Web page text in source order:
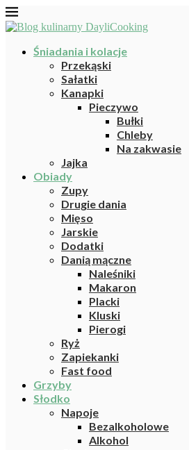
Śniadania i kolacje
Przekąski
Sałatki
Kanapki
Pieczywo
Bułki
Chleby
Na zakwasie
Jajka
Obiady
Zupy
Drugie dania
Mięso
Jarskie
Dodatki
Danią mączne
Naleśniki
Makaron
Placki
Kluski
Pierogi
Ryż
Zapiekanki
Fast food
Grzyby
Słodko
Napoje
Bezalkoholowe
Alkohol